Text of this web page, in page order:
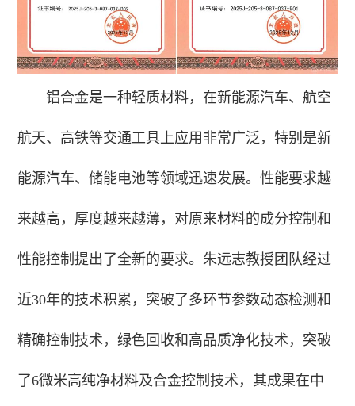
铝合金是一种轻质材料，在新能源汽车、航空
航天、高铁等交通工具上应用非常广泛，特别是新
能源汽车、储能电池等领域迅速发展。性能要求越
来越高，厚度越来越薄，对原来材料的成分控制和
性能控制提出了全新的要求。朱远志教授团队经过
近30年的技术积累，突破了多环节参数动态检测和
精确控制技术，绿色回收和高品质净化技术，突破
了6微米高纯净材料及合金控制技术，其成果在中